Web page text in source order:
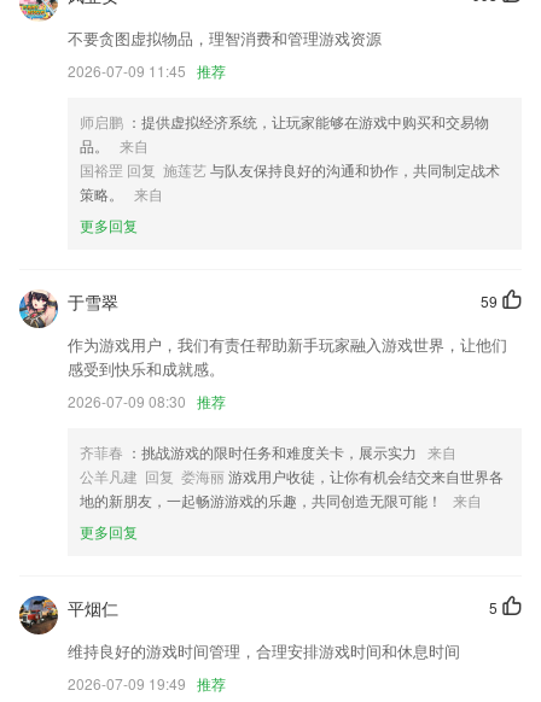
优化内容分享摘要内容
修复了地图显示错误的情况；
开发商：上海钧正网络科技有限公司
页面展示优化
编辑照片时，可以选择并添加粉底，口红，睫毛和漂亮的美瞳等。
联系我们
以上就是6号平台下载的介绍，如果您喜欢这款软件，您可以到应用商店
进行打分评论，说出您的使用经历，以帮助我们更好的对产品进行优化修
不要贪图虚拟物品，理智消费和管理游戏资源
2026-07-09 11:45 推荐
师启鹏 ：提供虚拟经济系统，让玩家能够在游戏中购买和交易物
品。
来自
国裕罡 回复 施莲艺 与队友保持良好的沟通和协作，共同制定战术
策略。
来自
更多回复
59
于雪翠
作为游戏用户，我们有责任帮助新手玩家融入游戏世界，让他们
感受到快乐和成就感。
2026-07-09 08:30 推荐
齐菲春 ：挑战游戏的限时任务和难度关卡，展示实力 来自
公羊凡建 回复 娄海丽游戏用户收徒，让你有机会结交来自世界各
地的新朋友，一起畅游游戏的乐趣，共同创造无限可能！
来自
更多回复
5
平烟仁
维持良好的游戏时间管理，合理安排游戏时间和休息时间
2026-07-09 19:49 推荐